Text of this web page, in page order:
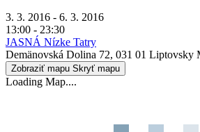
3. 3. 2016 - 6. 3. 2016
13:00 - 23:30
JASNÁ Nízke Tatry
Demänovská Dolina 72, 031 01 Liptovsky
Zobraziť mapu Skryť mapu
Loading Map....